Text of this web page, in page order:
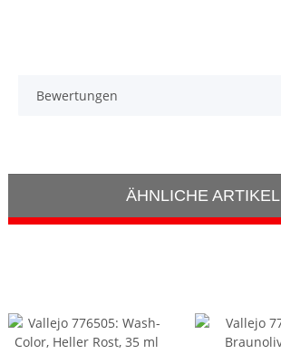
Bewertungen
ÄHNLICHE ARTIKEL